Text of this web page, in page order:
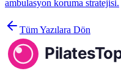
ambulasyon koruma stratejisi.
Tüm Yazılara Dön